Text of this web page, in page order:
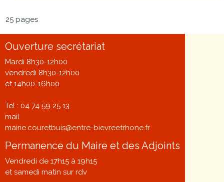
25 pages
Ouverture secrétariat
Mardi 8h30-12h00
vendredi 8h30-12h00
et 14h00-16h00
Tel : 04 74 59 25 13
mail
mairie.couretbuis@entre-bievreetrhone.fr
Permanence du Maire et des Adjoints
Vendredi de 17h15 à 19h15
et samedi matin sur rdv